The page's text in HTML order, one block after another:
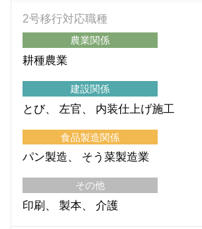
2号移行対応職種
農業関係
耕種農業
建設関係
とび 左官 内装仕上げ施工
食品製造関係
パン製造 そう菜製造業
その他
印刷 製本 介護